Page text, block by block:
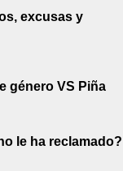
excusas y
género VS Piña
le ha reclamado?